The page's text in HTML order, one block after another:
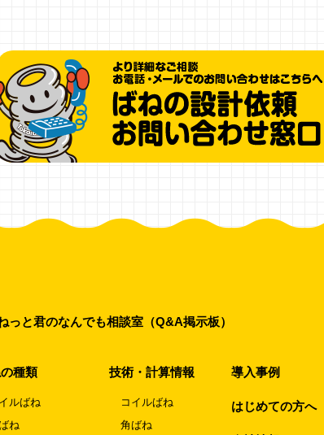
っと君のなんでも相談室（Q&A掲示板）
種類
ルばね
ね
技術・計算情報
コイルばね
角ばね
導入事例
はじめての方へ